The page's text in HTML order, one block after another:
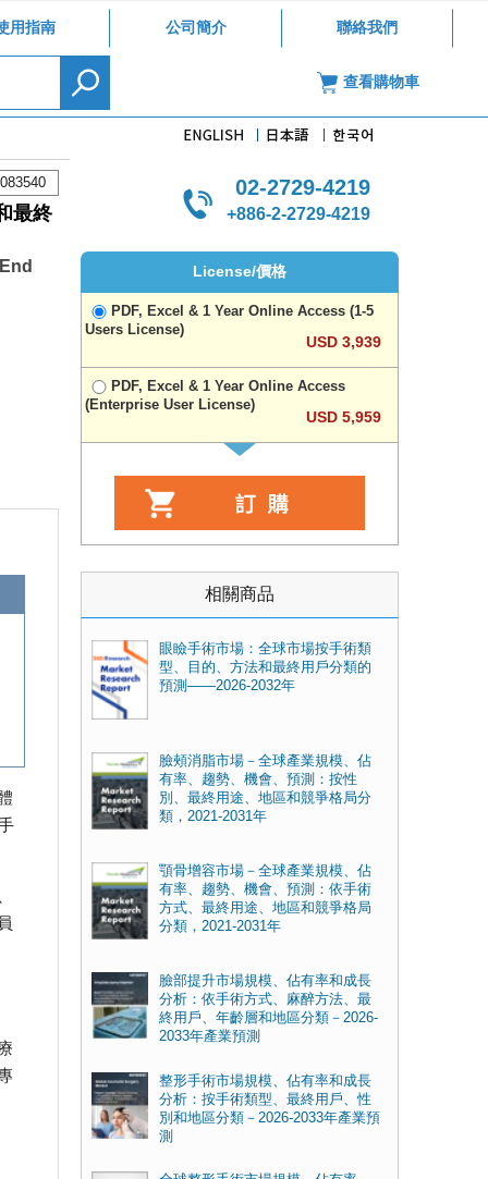
用指南 公司簡介 聯絡我們
查看購物車
最終
02-2729-4219
+886-2-2729-4219
License/價格
PDF, Excel & 1 Year Online Access (1-5
Users License)
USD 3,939
PDF, Excel & 1 Year Online Access
(Enterprise User License)
USD 5,959
相關商品
眼瞼手術市場：全球市場按手術類
型、目的、方法和最終用戶分類的
預測——2026-2032年
臉頰消脂市場－全球產業規模、佔
有率、趨勢、機會、預測：按性
別、最終用途、地區和競爭格局分
類，2021-2031年
顎骨增容市場－全球產業規模、佔
有率、趨勢、機會、預測：依手術
方式、最終用途、地區和競爭格局
分類，2021-2031年
臉部提升市場規模、佔有率和成長
分析：依手術方式、麻醉方法、最
終用戶、年齡層和地區分類－2026-
2033年產業預測
整形手術市場規模、佔有率和成長
分析：按手術類型、最終用戶、性
別和地區分類－2026-2033年產業預
測